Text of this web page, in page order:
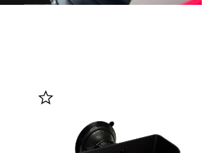
Lägg till i favoriter